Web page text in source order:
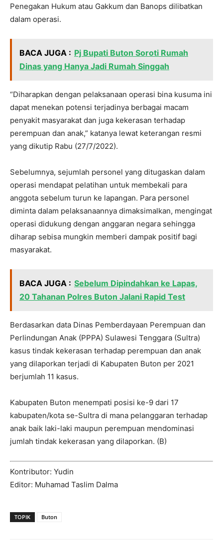
Penegakan Hukum atau Gakkum dan Banops dilibatkan
dalam operasi.
BACA JUGA : Pj Bupati Buton Soroti Rumah
Dinas yang Hanya Jadi Rumah Singgah
“Diharapkan dengan pelaksanaan operasi bina kusuma ini
dapat menekan potensi terjadinya berbagai macam
penyakit masyarakat dan juga kekerasan terhadap
perempuan dan anak,” katanya lewat keterangan resmi
yang dikutip Rabu (27/7/2022).
Sebelumnya, sejumlah personel yang ditugaskan dalam
operasi mendapat pelatihan untuk membekali para
anggota sebelum turun ke lapangan. Para personel
diminta dalam pelaksanaannya dimaksimalkan, mengingat
operasi didukung dengan anggaran negara sehingga
diharap sebisa mungkin memberi dampak positif bagi
masyarakat.
BACA JUGA : Sebelum Dipindahkan ke Lapas,
20 Tahanan Polres Buton Jalani Rapid Test
Berdasarkan data Dinas Pemberdayaan Perempuan dan
Perlindungan Anak (PPPA) Sulawesi Tenggara (Sultra)
kasus tindak kekerasan terhadap perempuan dan anak
yang dilaporkan terjadi di Kabupaten Buton per 2021
berjumlah 11 kasus.
Kabupaten Buton menempati posisi ke-9 dari 17
kabupaten/kota se-Sultra di mana pelanggaran terhadap
anak baik laki-laki maupun perempuan mendominasi
jumlah tindak kekerasan yang dilaporkan. (B)
Kontributor: Yudin
Editor: Muhamad Taslim Dalma
TOPIK Buton